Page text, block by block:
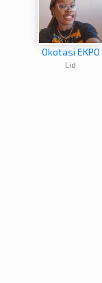
Okotasi EKPO
Lid